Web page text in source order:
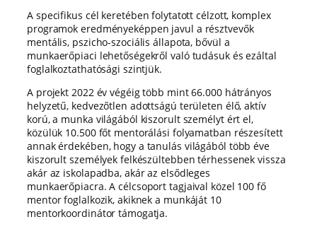
A specifikus cél keretében folytatott célzott, komplex
programok eredményeképpen javul a résztvevők
mentális, pszicho-szociális állapota, bővül a
munkaerőpiaci lehetőségekről való tudásuk és ezáltal
foglalkoztathatósági szintjük.
A projekt 2022 év végéig több mint 66.000 hátrányos
helyzetű, kedvezőtlen adottságú területen élő, aktív
korú, a munka világából kiszorult személyt ért el,
közülük 10.500 főt mentorálási folyamatban részesített
annak érdekében, hogy a tanulás világából több éve
kiszorult személyek felkészültebben térhessenek vissza
akár az iskolapadba, akár az elsődleges
munkaerőpiacra. A célcsoport tagjaival közel 100 fő
mentor foglalkozik, akiknek a munkáját 10
mentorkoordinátor támogatja.